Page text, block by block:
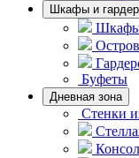
Шкафы и
Шкафы
Буфеты
Дневная зона
Стенки